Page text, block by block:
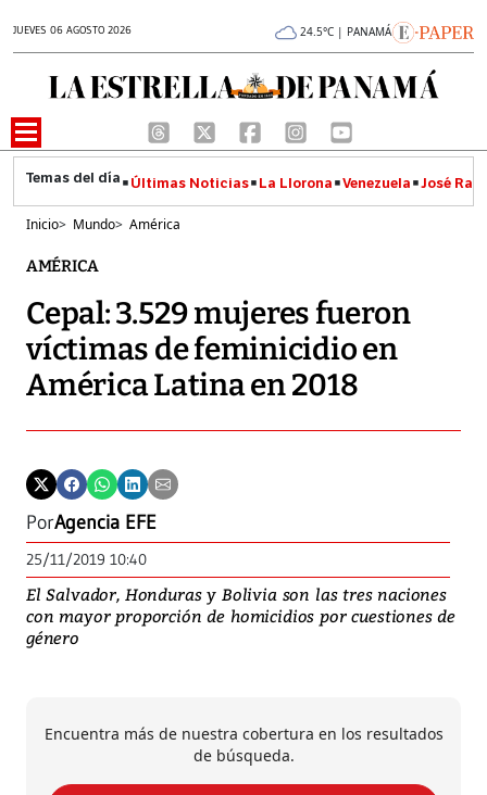
JUEVES 06 AGOSTO 2026 24.5°C | PANAMÁ
Últimas Noticias La Llorona Venezuela José
Inicio> Mundo> América
AMÉRICA
Cepal: 3.529 mujeres fueron
víctimas de feminicidio en
América Latina en 2018
PorAgencia EFE
25/11/2019 10:40
El Salvador, Honduras y Bolivia son las tres naciones
con mayor proporción de homicidios por cuestiones de
género
Encuentra más de nuestra cobertura en los resultados
de búsqueda.